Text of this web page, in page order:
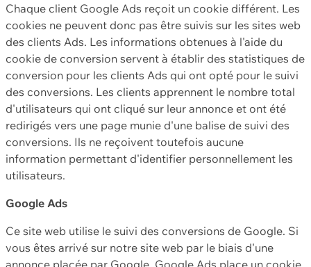
Chaque client Google Ads reçoit un cookie différent. Les
cookies ne peuvent donc pas être suivis sur les sites web
des clients Ads. Les informations obtenues à l'aide du
cookie de conversion servent à établir des statistiques de
conversion pour les clients Ads qui ont opté pour le suivi
des conversions. Les clients apprennent le nombre total
d'utilisateurs qui ont cliqué sur leur annonce et ont été
redirigés vers une page munie d'une balise de suivi des
conversions. Ils ne reçoivent toutefois aucune
information permettant d'identifier personnellement les
utilisateurs.
Google Ads
Ce site web utilise le suivi des conversions de Google. Si
vous êtes arrivé sur notre site web par le biais d'une